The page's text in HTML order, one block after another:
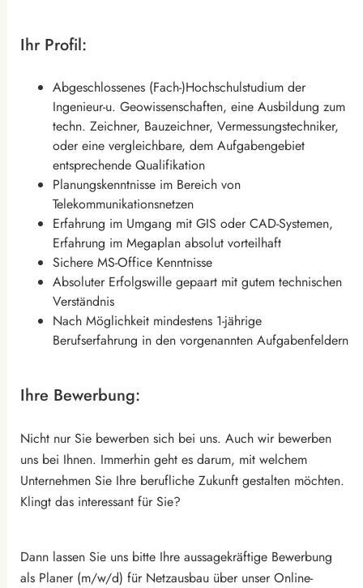
Ihr Profil:
Abgeschlossenes (Fach-)Hochschulstudium der
Ingenieur-u. Geowissenschaften, eine Ausbildung zum
techn. Zeichner, Bauzeichner, Vermessungstechniker,
oder eine vergleichbare, dem Aufgabengebiet
entsprechende Qualifikation
Planungskenntnisse im Bereich von
Telekommunikationsnetzen
Erfahrung im Umgang mit GIS oder CAD-Systemen,
Erfahrung im Megaplan absolut vorteilhaft
Sichere MS-Office Kenntnisse
Absoluter Erfolgswille gepaart mit gutem technischen
Verständnis
Nach Möglichkeit mindestens 1-jährige
Berufserfahrung in den vorgenannten Aufgabenfeldern
Ihre Bewerbung:
Nicht nur Sie bewerben sich bei uns. Auch wir bewerben
uns bei Ihnen. Immerhin geht es darum, mit welchem
Unternehmen Sie Ihre berufliche Zukunft gestalten möchten.
Klingt das interessant für Sie?
Dann lassen Sie uns bitte Ihre aussagekräftige Bewerbung
als Planer (m/w/d) für Netzausbau über unser Online-